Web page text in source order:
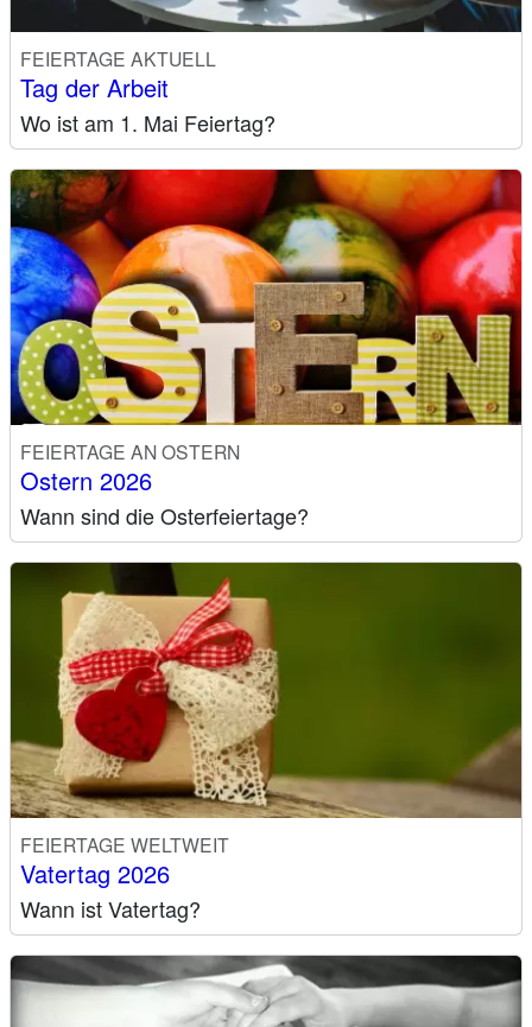
FEIERTAGE AKTUELL
Tag der Arbeit
Wo ist am 1. Mai Feiertag?
FEIERTAGE AN OSTERN
Ostern 2026
Wann sind die Osterfeiertage?
FEIERTAGE WELTWEIT
Vatertag 2026
Wann ist Vatertag?